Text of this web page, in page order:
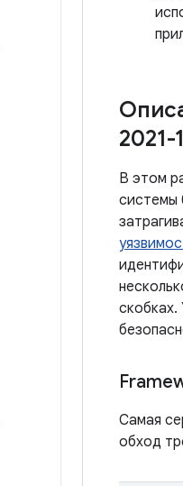
2021-
В этом
системы
скобках.
Самая
обход